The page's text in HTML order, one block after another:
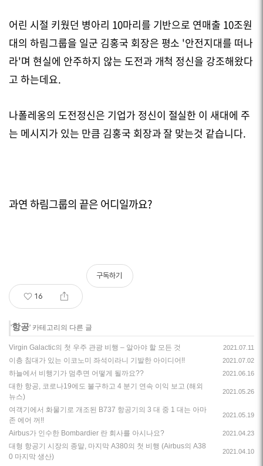
어린 시절 키웠던 병아리 10마리를 기반으로 연매출 10조원
대의 하림그룹을 일군 김홍국 회장은 평소 '안전지대를 떠나
라'며 현실에 안주하지 않는 도전과 개척 정신을 강조해왔다
고 하는데요.
나폴레옹의 도전정신은 기업가 정신이 절실한 이 새대에 주
는 메시지가 있는 만큼 김홍국 회장과 잘 맞는것 같습니다.
과연 하림그룹의 끝은 어디일까요?
16
구독하기
'항공' 카테고리의 다른 글
Virgin Galactic의 첫 우주 관광 비행 – 알아야 할 모든 것 2021.07.11
이층 침대가 있는 이코노미 좌석이라니 기발한 아이디어!! 2021.07.02
하늘에서 비행기가 멈추면 어떻게 될까요?? 2021.06.16
대한 항공, 코로나19에도 불구하고 4 분기 연속 이익 보고 (해외
뉴스)
2021.05.26
여객기에서 화물기로 개조된 B737 항공기의 3 대 중 1 대는 아마
존 에어 꺼!!
2021.05.19
Airbus가 인수한 Bombardier 란 회사를 아시나요? 2021.04.23
대형 항공기 시장의 종말, 마지막 A380의 첫 비행 (Airbus의 A38
0 마지막 생산)
2021.04.10